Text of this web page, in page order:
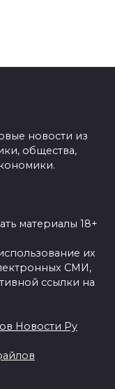
новости из
общества,
материалы 18+
их
СМИ,
ссылки на
Новости Ру